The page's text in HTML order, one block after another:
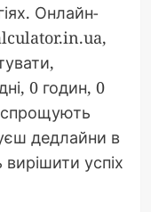
Онлайн-
0 годин, 0
спрощують
дедлайни в
успіх